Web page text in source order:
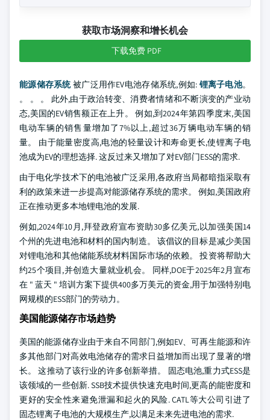
获取市场洞察和增长机会
下载免费 PDF
能源储存系统被广泛用作EV电池存储系统,例如: 锂离子电池。
。 。 。 此外,由于政治转变、消费者情绪和不断演变的产业动
态,美国的EV销售额正在上升。 例如,到2024年第四季度末,美国
电动车辆的销售量增加了7%以上,超过36万辆电动车辆的销
量。 由于能量密度高,电池的轻量设计和寿命更长,使锂离子电
池成为EV的理想选择. 这反过来又增加了对EV部门ESS的需求.
由于电化学技术下的电池被广泛采用,各政府当局都暗指采取有
利的政策来进一步提高对能源储存系统的需求。 例如,美国政府
正在推动更多本地锂电池的发展.
例如,2024年10月,拜登政府宣布资助30多亿美元,以加强美国14
个州的先进电池和材料的国内制造。 该倡议的目标是减少美国
对锂电池和其他储能系统材料国际市场的依赖。 投资将帮助大
约25个项目,并创造大量就业机会。 同样,DOE于2025年2月宣布
在 " 蓝天 " 培训方案下提供400多万美元的资金,用于加强特别电
网规模的ESS部门的劳动力。
美国能源储存市场趋势
美国的能源储存业由于来自不同部门,例如EV、可再生能源和许
多其他部门对高效电池储存的需求日益增加而出现了显著的增
长。 这推动了该行业的许多创新举措。 固态电池,重力式ESS是
该领域的一些创新. SSB技术提供快速充电时间,更高的能密度和
更好的安全性来避免泄漏和起火的风险. CATL等大公司引进了
固态锂离子电池的大规模生产,以满足未来先进电池的需求.